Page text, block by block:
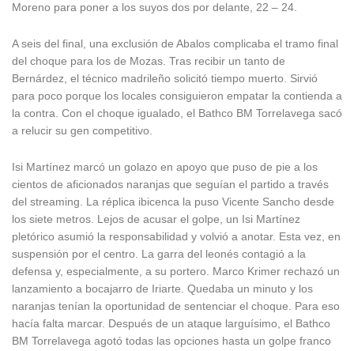
Moreno para poner a los suyos dos por delante, 22 – 24.
A seis del final, una exclusión de Abalos complicaba el tramo final
del choque para los de Mozas. Tras recibir un tanto de
Bernárdez, el técnico madrileño solicitó tiempo muerto. Sirvió
para poco porque los locales consiguieron empatar la contienda a
la contra. Con el choque igualado, el Bathco BM Torrelavega sacó
a relucir su gen competitivo.
Isi Martínez marcó un golazo en apoyo que puso de pie a los
cientos de aficionados naranjas que seguían el partido a través
del streaming. La réplica ibicenca la puso Vicente Sancho desde
los siete metros. Lejos de acusar el golpe, un Isi Martínez
pletórico asumió la responsabilidad y volvió a anotar. Esta vez, en
suspensión por el centro. La garra del leonés contagió a la
defensa y, especialmente, a su portero. Marco Krimer rechazó un
lanzamiento a bocajarro de Iriarte. Quedaba un minuto y los
naranjas tenían la oportunidad de sentenciar el choque. Para eso
hacía falta marcar. Después de un ataque larguísimo, el Bathco
BM Torrelavega agotó todas las opciones hasta un golpe franco